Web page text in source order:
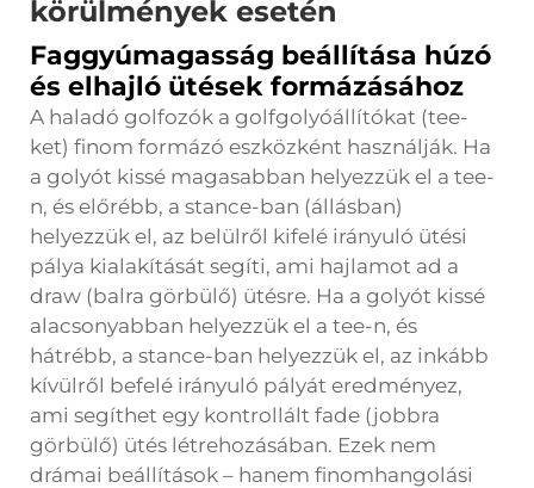
körülmények esetén
Faggyúmagasság beállítása húzó
és elhajló ütések formázásához
A haladó golfozók a golfgolyóállítókat (tee-
ket) finom formázó eszközként használják. Ha
a golyót kissé magasabban helyezzük el a tee-
n, és előrébb, a stance-ban (állásban)
helyezzük el, az belülről kifelé irányuló ütési
pálya kialakítását segíti, ami hajlamot ad a
draw (balra görbülő) ütésre. Ha a golyót kissé
alacsonyabban helyezzük el a tee-n, és
hátrébb, a stance-ban helyezzük el, az inkább
kívülről befelé irányuló pályát eredményez,
ami segíthet egy kontrollált fade (jobbra
görbülő) ütés létrehozásában. Ezek nem
drámai beállítások – hanem finomhangolási